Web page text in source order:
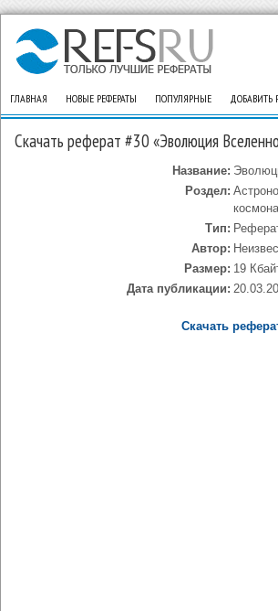
ГЛАВНАЯ НОВЫЕ РЕФЕРАТЫ ПОПУЛЯРНЫЕ ДОБАВИТЬ
Скачать реферат #30 «Эволюция
Название:
Роздел:
Тип:
Автор:
Размер: 19
Дата публикации:
Скачать